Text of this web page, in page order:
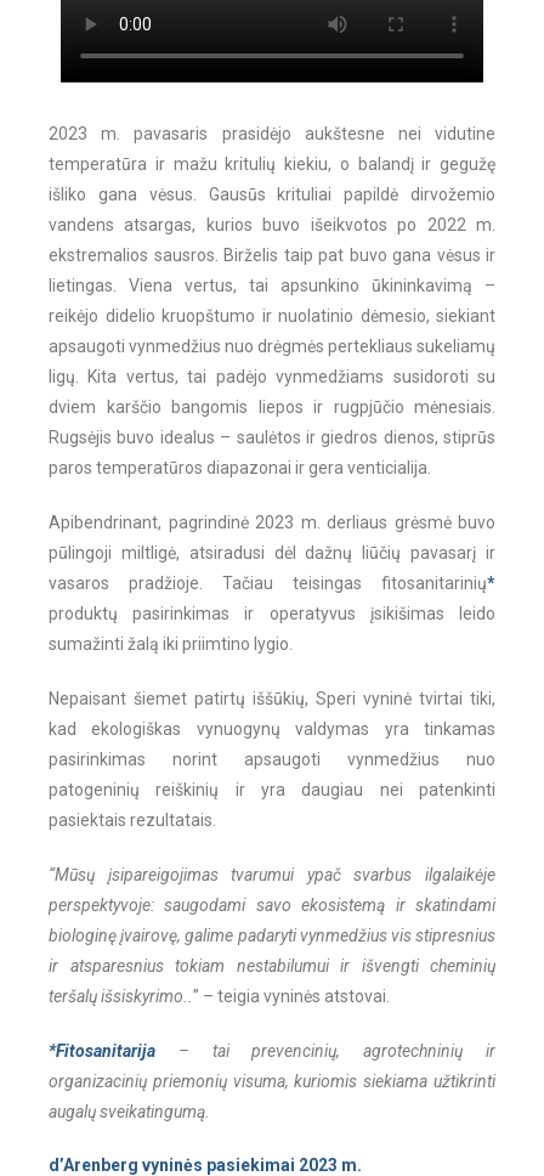
2023 m. pavasaris prasidėjo aukštesne nei vidutine
temperatūra ir mažu kritulių kiekiu, o balandį ir gegužę
išliko gana vėsus. Gausūs krituliai papildė dirvožemio
vandens atsargas, kurios buvo išeikvotos po 2022 m.
ekstremalios sausros. Birželis taip pat buvo gana vėsus ir
lietingas. Viena vertus, tai apsunkino ūkininkavimą –
reikėjo didelio kruopštumo ir nuolatinio dėmesio, siekiant
apsaugoti vynmedžius nuo drėgmės pertekliaus sukeliamų
ligų. Kita vertus, tai padėjo vynmedžiams susidoroti su
dviem karščio bangomis liepos ir rugpjūčio mėnesiais.
Rugsėjis buvo idealus – saulėtos ir giedros dienos, stiprūs
paros temperatūros diapazonai ir gera venticialija.
Apibendrinant, pagrindinė 2023 m. derliaus grėsmė buvo
pūlingoji miltligė, atsiradusi dėl dažnų liūčių pavasarį ir
vasaros pradžioje. Tačiau teisingas fitosanitarinių*
produktų pasirinkimas ir operatyvus įsikišimas leido
sumažinti žalą iki priimtino lygio.
Nepaisant šiemet patirtų iššūkių, Speri vyninė tvirtai tiki,
kad ekologiškas vynuogynų valdymas yra tinkamas
pasirinkimas norint apsaugoti vynmedžius nuo
patogeninių reiškinių ir yra daugiau nei patenkinti
pasiektais rezultatais.
“Mūsų įsipareigojimas tvarumui ypač svarbus ilgalaikėje
perspektyvoje: saugodami savo ekosistemą ir skatindami
biologinę įvairovę, galime padaryti vynmedžius vis stipresnius
ir atsparesnius tokiam nestabilumui ir išvengti cheminių
teršalų išsiskyrimo.. ” – teigia vyninės atstovai.
*Fitosanitarija – tai prevencinių, agrotechninių ir
organizacinių priemonių visuma, kuriomis siekiama užtikrinti
augalų sveikatingumą.
d’Arenberg vyninės pasiekimai 2023 m.